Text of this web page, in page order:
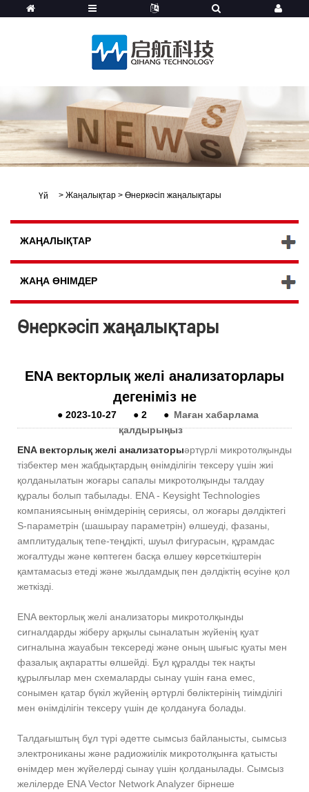
Үй > Жаңалықтар > Өнеркәсіп жаңалықтары
ЖАҢАЛЫҚТАР
ЖАҢА ӨНІМДЕР
Өнеркәсіп жаңалықтары
ENA векторлық желі анализаторлары
дегеніміз не
● 2023-10-27 ● 2 ● Маған хабарлама
қалдырыңыз
ENA векторлық желі анализаторыәртүрлі микротолқынды
тізбектер мен жабдықтардың өнімділігін тексеру үшін жиі
қолданылатын жоғары сапалы микротолқынды талдау
құралы болып табылады. ENA - Keysight Technologies
компаниясының өнімдерінің сериясы, ол жоғары дәлдіктегі
S-параметрін (шашырау параметрін) өлшеуді, фазаны,
амплитудалық тепе-теңдікті, шуыл фигурасын, құрамдас
жоғалтуды және көптеген басқа өлшеу көрсеткіштерін
қамтамасыз етеді және жылдамдық пен дәлдіктің өсуіне қол
жеткізді.
ENA векторлық желі анализаторы микротолқынды
сигналдарды жіберу арқылы сыналатын жүйенің қуат
сигналына жауабын тексереді және оның шығыс қуаты мен
фазалық ақпаратты өлшейді. Бұл құралды тек нақты
құрылғылар мен схемаларды сынау үшін ғана емес,
сонымен қатар бүкіл жүйенің әртүрлі бөліктерінің тиімділігі
мен өнімділігін тексеру үшін де қолдануға болады.
Талдағыштың бұл түрі әдетте сымсыз байланысты, сымсыз
электрониканы және радиожиілік микротолқынға қатысты
өнімдер мен жүйелерді сынау үшін қолданылады. Сымсыз
желілерде ENA Vector Network Analyzer бірнеше